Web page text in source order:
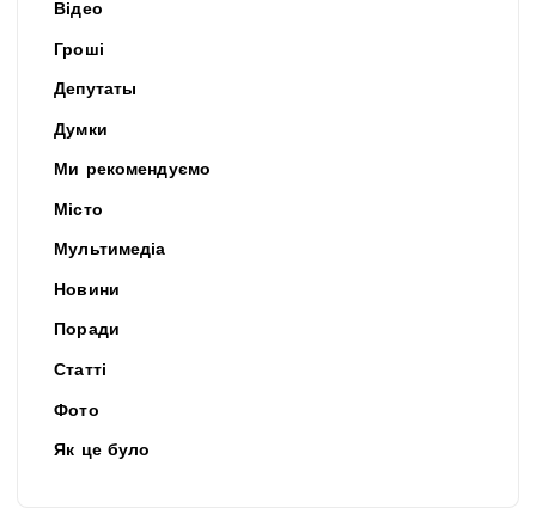
Відео
Гроші
Депутаты
Думки
Ми рекомендуємо
Місто
Мультимедіа
Новини
Поради
Статті
Фото
Як це було